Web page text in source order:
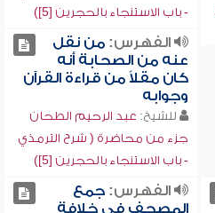
- باب الاستنجاء بالحجرين [5])
الفهرس:من نقل
عنه من الصحابة أنه
كان مقلاً من قراءة القرآن
وجوابه
للشيخ: عبد الرحيم الطحان
جزء من محاضرة ( شرح الترمذي
- باب الاستنجاء بالحجرين [5])
الفهرس:جمع
المصحف في خلافة